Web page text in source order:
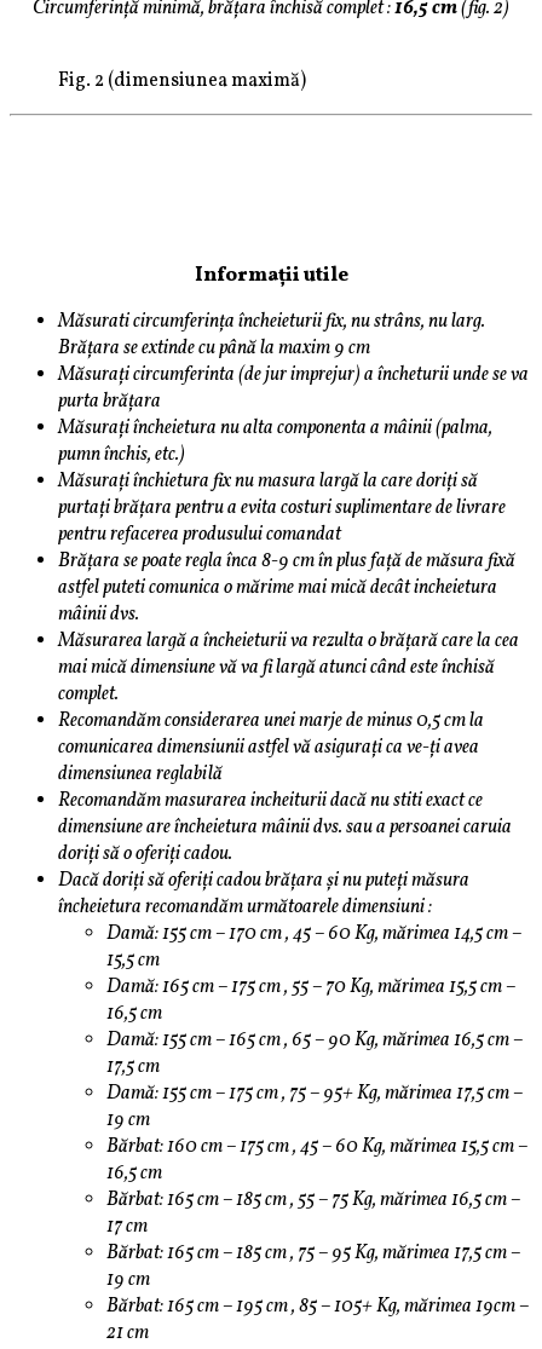
Circumferință minimă, brățara închisă complet :16,5 cm(fig. 2)
Fig. 2 (dimensiunea maximă)
Informații utile
Măsurati circumferința încheieturii fix, nu strâns, nu larg.
Brățara se extinde cu până la maxim 9 cm
Măsurați circumferinta (de jur imprejur) a încheturii unde se va
purta brățara
Măsurați încheietura nu alta componenta a mâinii (palma,
pumn închis, etc.)
Măsurați închietura fix nu masura largă la care doriți să
purtați brățara pentru a evita costuri suplimentare de livrare
pentru refacerea produsului comandat
Brățara se poate regla înca 8-9 cm în plus față de măsura fixă
astfel puteti comunica o mărime mai mică decât incheietura
mâinii dvs.
Măsurarea largă a încheieturii va rezulta o brățară care la cea
mai mică dimensiune vă va fi largă atunci când este închisă
complet.
Recomandăm considerarea unei marje de minus 0,5 cm la
comunicarea dimensiunii astfel vă asigurați ca ve-ți avea
dimensiunea reglabilă
Recomandăm masurarea incheiturii dacă nu stiti exact ce
dimensiune are încheietura mâinii dvs. sau a persoanei caruia
doriți să o oferiți cadou.
Dacă doriți să oferiți cadou brățara și nu puteți măsura
încheietura recomandăm următoarele dimensiuni :
Damă: 155 cm – 170 cm , 45 – 60 Kg, mărimea 14,5 cm –
15,5 cm
Damă: 165 cm – 175 cm , 55 – 70 Kg, mărimea 15,5 cm –
16,5 cm
Damă: 155 cm – 165 cm , 65 – 90 Kg, mărimea 16,5 cm –
17,5 cm
Damă: 155 cm – 175 cm , 75 – 95+ Kg, mărimea 17,5 cm –
19 cm
Bărbat: 160 cm – 175 cm , 45 – 60 Kg, mărimea 15,5 cm –
16,5 cm
Bărbat: 165 cm – 185 cm , 55 – 75 Kg, mărimea 16,5 cm –
17 cm
Bărbat: 165 cm – 185 cm , 75 – 95 Kg, mărimea 17,5 cm –
19 cm
Bărbat: 165 cm – 195 cm , 85 – 105+ Kg, mărimea 19cm –
21 cm